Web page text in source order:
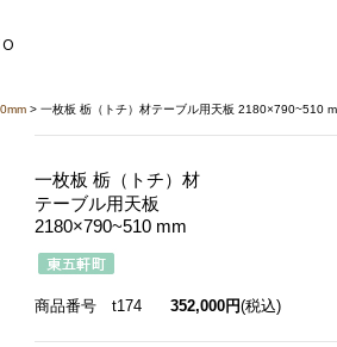
> 一枚板 栃（トチ）材テーブル用天板 2180×790~510
一枚板 栃（トチ）材
テーブル用天板
2180×790~510 mm
商品番号 t174 352,000円(税込)